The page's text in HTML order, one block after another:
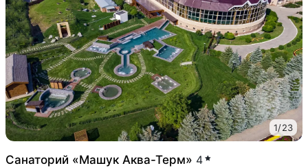
1/23
Санаторий «Машук Аква-Терм» 4